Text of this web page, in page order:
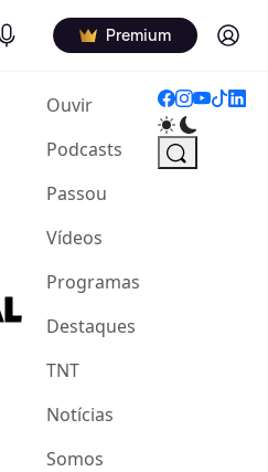
Podcasts Premium Log in
Ouvir(current)
Podcasts
Passou
Vídeos
Programas
Destaques
TNT
Notícias
Somos